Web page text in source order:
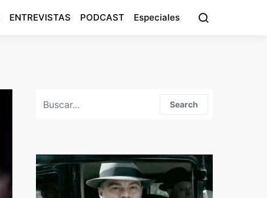
ENTREVISTAS PODCAST Especiales
Search